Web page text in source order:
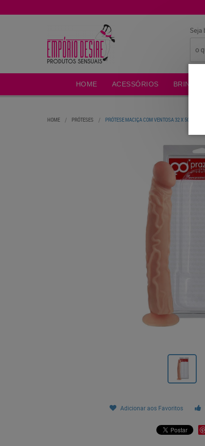
Seja
HOME ACESSÓRIOS
HOME PRÓTESES PRÓTESE MACIÇA COM VENTOSA 32 X 5CM
Adicionar aos Favoritos